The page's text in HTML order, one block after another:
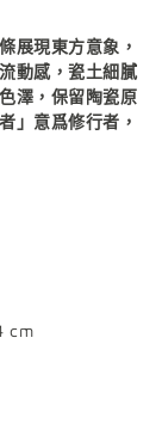
展現東方意象，
動感，瓷土細膩
澤，保留陶瓷原
」意爲修行者，
cm